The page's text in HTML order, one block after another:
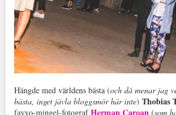
Hängde med världens bästa (och då menar jag
bästa, inget jävla bloggsmör här inte) Thobias
favvo-mingel-fotografHerman Caroan (som